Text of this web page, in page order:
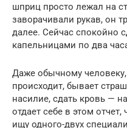
шприц просто лежал на
заворачивали рукав, он
далее. Сейчас спокойно
капельницами по два
Даже обычному
происходит, бывает
насилие, сдать кровь —
отдает себе в этом отчет,
ищу одного-двух